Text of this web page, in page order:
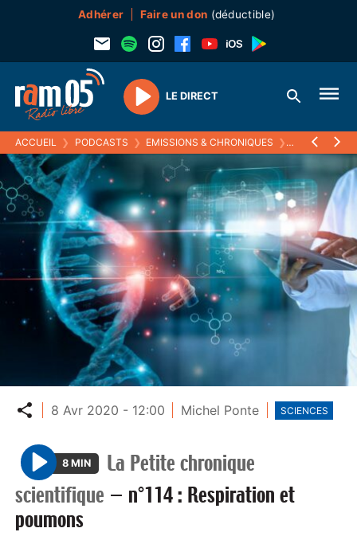
Adhérer Faire un don (déductible)
Play
LE DIRECT
ACCUEIL ❯ PODCASTS ❯ EMISSIONS & CHRONIQUES ❯ LA PETITE
Partager
8 Avr 2020 - 12:00 Michel Ponte SCIENCES
P
l
a
8 MIN
La Petite chronique
scientifique — n°114 : Respiration et
poumons